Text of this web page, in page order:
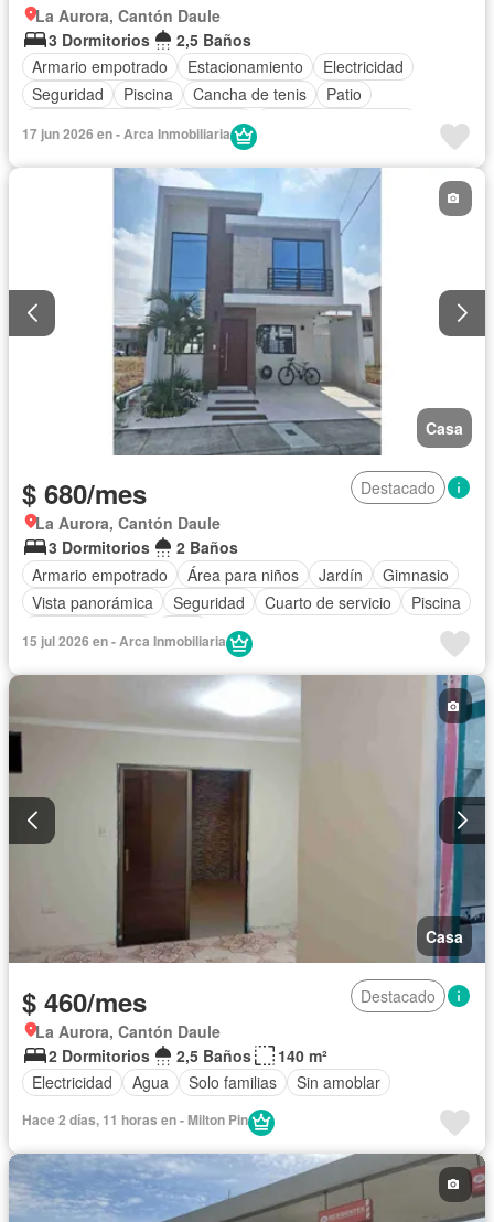
La Aurora, Cantón Daule
3 Dormitorios
2,5 Baños
Armario empotrado
Estacionamiento
Electricidad
Seguridad
Piscina Cancha de tenis
Patio
Gimnasio
Acceso para personas con discapacidad
Vista panorámica
Área para niños Sin amoblar
17 jun 2026 en - Arca Inmobiliaria
Casa
$ 680/mes
Destacado
La Aurora, Cantón Daule
3 Dormitorios
2 Baños
Armario empotrado
Área para niños Jardín
Gimnasio
Vista panorámica
Seguridad Cuarto de servicio
Piscina
15 jul 2026 en - Arca Inmobiliaria
Casa
$ 460/mes
Destacado
La Aurora, Cantón Daule
2 Dormitorios
2,5 Baños
140 m²
Electricidad
Agua Solo familias Sin amoblar
Hace 2 días, 11 horas en - Milton Pin